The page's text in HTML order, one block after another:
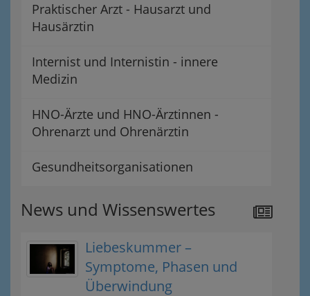
Praktischer Arzt - Hausarzt und
Hausärztin
Internist und Internistin - innere
Medizin
HNO-Ärzte und HNO-Ärztinnen -
Ohrenarzt und Ohrenärztin
Gesundheitsorganisationen
News und Wissenswertes
Liebeskummer –
Symptome, Phasen und
Überwindung